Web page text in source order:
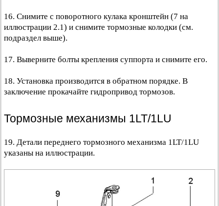
16. Снимите с поворотного кулака кронштейн (7 на
иллюстрации 2.1) и снимите тормозные колодки (см.
подраздел выше).
17. Выверните болты крепления суппорта и снимите его.
18. Установка производится в обратном порядке. В
заключение прокачайте гидропривод тормозов.
Тормозные механизмы 1LT/1LU
19. Детали переднего тормозного механизма 1LT/1LU
указаны на иллюстрации.